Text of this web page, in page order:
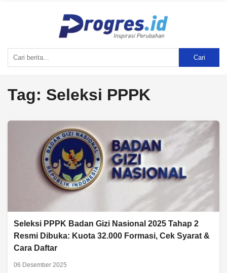
Cari
Tag: Seleksi PPPK
Seleksi PPPK Badan Gizi Nasional 2025 Tahap 2
Resmi Dibuka: Kuota 32.000 Formasi, Cek Syarat &
Cara Daftar
06 Desember 2025